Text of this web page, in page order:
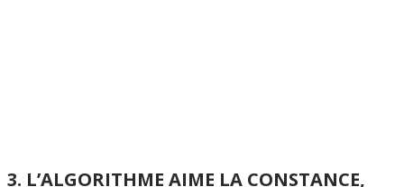
3. L’ALGORITHME AIME LA CONSTANCE,